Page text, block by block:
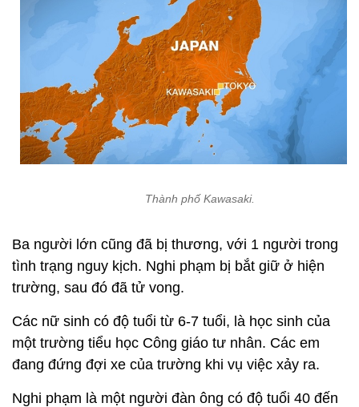
Thành phố Kawasaki.
Ba người lớn cũng đã bị thương, với 1 người trong
tình trạng nguy kịch. Nghi phạm bị bắt giữ ở hiện
trường, sau đó đã tử vong.
Các nữ sinh có độ tuổi từ 6-7 tuổi, là học sinh của
một trường tiểu học Công giáo tư nhân. Các em
đang đứng đợi xe của trường khi vụ việc xảy ra.
Nghi phạm là một người đàn ông có độ tuổi 40 đến